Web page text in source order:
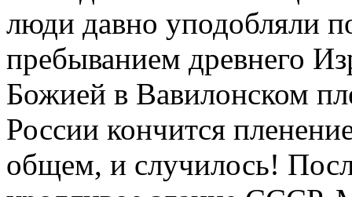
люди давно уподобляли
пребыванием древнего
Божией в Вавилонском
России кончится
общем, и случилось!